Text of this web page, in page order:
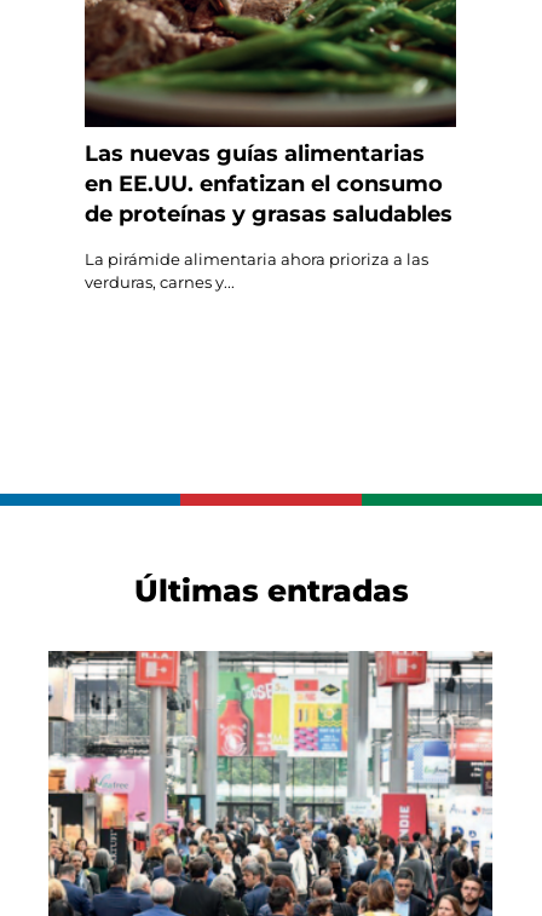
Las nuevas guías alimentarias
en EE.UU. enfatizan el consumo
de proteínas y grasas saludables
La pirámide alimentaria ahora prioriza a las
verduras, carnes y...
Últimas entradas